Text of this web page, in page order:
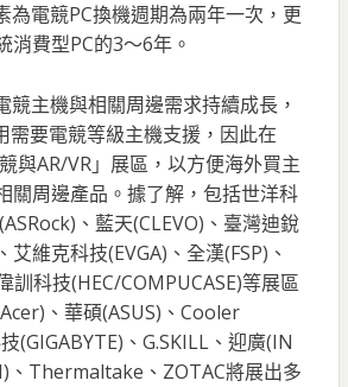
為電競PC換機週期為兩年一次，更
消費型PC的3～6年。
競主機與相關周邊需求持續成長，
需要電競等級主機支援，因此在
與AR/VR」展區，以方便海外買主
關周邊產品。據了解，包括世洋科
、藍天(CLEVO)、臺灣迪銳
艾維克科技(EVGA)、全漢(FSP)、
訓科技(HEC/COMPUCASE)等展區
、華碩(ASUS)、Cooler
(GIGABYTE)、G.SKILL、迎廣(IN
、Thermaltake、ZOTAC將展出多